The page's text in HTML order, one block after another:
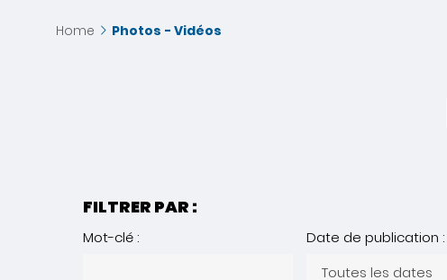
Home Photos - Vidéos
FILTRER PAR :
Mot-clé : Date de publication :